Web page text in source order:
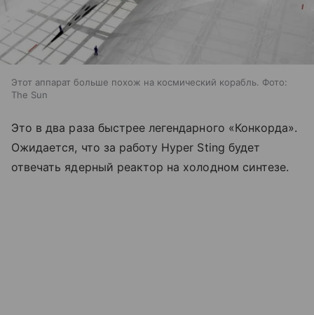
Этот аппарат больше похож на космический корабль. Фото:
The Sun
Это в два раза быстрее легендарного «Конкорда».
Ожидается, что за работу Hyper Sting будет
отвечать ядерный реактор на холодном синтезе.